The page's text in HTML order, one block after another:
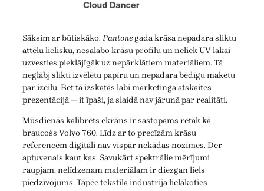
Sāksim ar būtiskāko. Pantonegada krāsa nepadara sliktu
attēlu lielisku, nesalabo krāsu profilu un neliek UV lakai
uzvesties pieklājīgāk uz nepārklātiem materiāliem. Tā
neglābj slikti izvēlētu papīru un nepadara bēdīgu maketu
par izcilu. Bet tā izskatās labi mārketinga atskaites
prezentācijā — it īpaši, ja slaidā nav jārunā par realitāti.
Mūsdienās kalibrēts ekrāns ir sastopams retāk kā
braucošs Volvo 760. Līdz ar to precīzām krāsu
referencēm digitāli nav vispār nekādas nozīmes. Der
aptuvenais kaut kas. Savukārt spektrālie mērījumi
raupjam, nelīdzenam materiālam ir diezgan liels
piedzīvojums. Tāpēc tekstila industrija lielākoties